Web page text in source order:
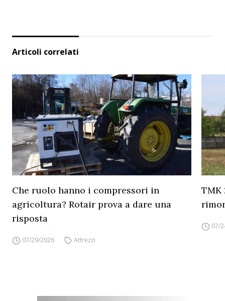
Articoli correlati
Che ruolo hanno i compressori in
agricoltura? Rotair prova a dare una
risposta
07/29/2026 Attrezzi
TMK
07/